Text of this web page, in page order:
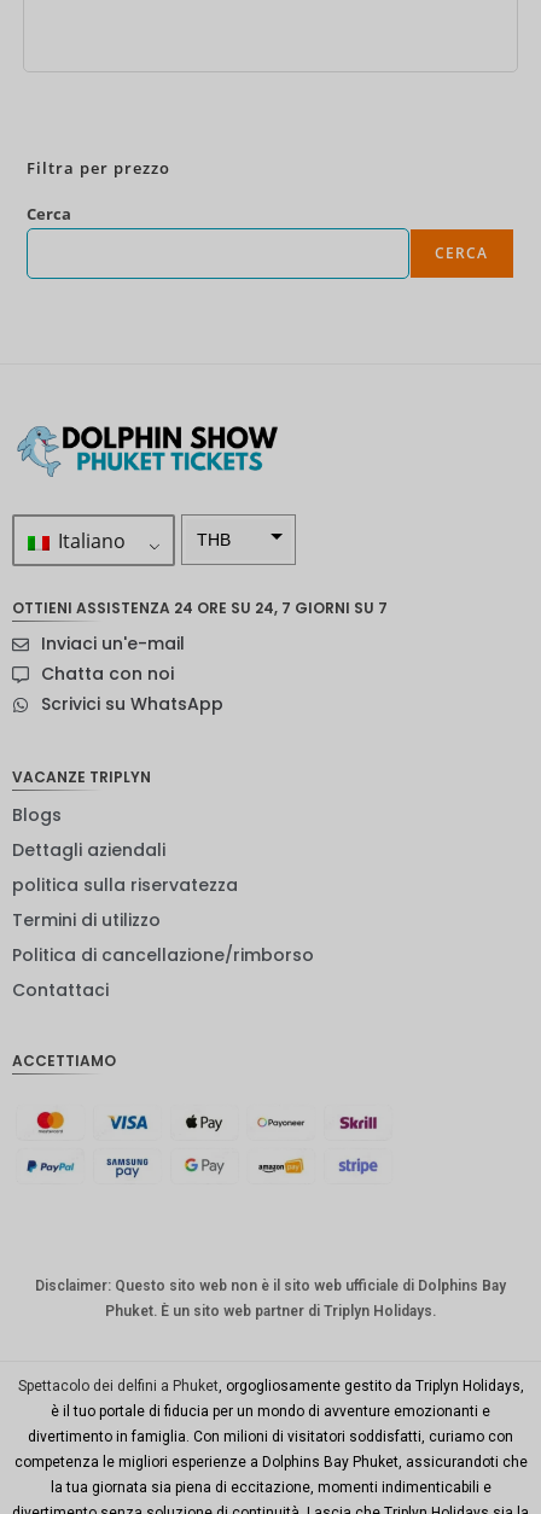
Filtra per prezzo
Cerca
CERCA
Italiano THB
neozelan
euro
rupia
indiana
danese
CHF
australia
Città di
New
York
TWD
OTTIENI ASSISTENZA 24 ORE SU 24, 7 GIORNI SU 7
Inviaci un'e-mail
Chatta con noi
Scrivici su WhatsApp
VACANZE TRIPLYN
Blogs
Dettagli aziendali
politica sulla riservatezza
Termini di utilizzo
Politica di cancellazione/rimborso
Contattaci
ACCETTIAMO
Disclaimer: Questo sito web non è il sito web ufficiale di Dolphins Bay
Phuket. È un sito web partner di Triplyn Holidays.
Spettacolo dei delfini a Phuket , orgogliosamente gestito da Triplyn Holidays,
è il tuo portale di fiducia per un mondo di avventure emozionanti e
divertimento in famiglia. Con milioni di visitatori soddisfatti, curiamo con
competenza le migliori esperienze a Dolphins Bay Phuket, assicurandoti che
la tua giornata sia piena di eccitazione, momenti indimenticabili e